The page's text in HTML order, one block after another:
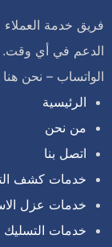
فريق خدمة العملاء
الدعم في أي وقت.
الواتساب – نحن هنا
الرئيسية
من نحن
اتصل بنا
خدمات كشف
خدمات عزل
خدمات التسليك